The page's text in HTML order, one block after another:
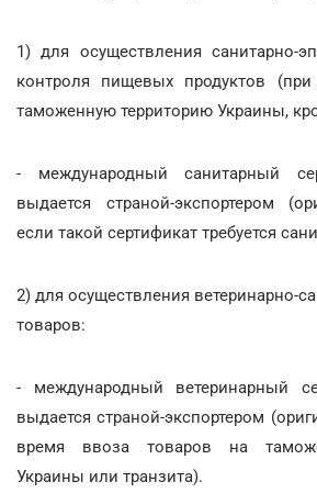
1) для осуществления санитарно-
контроля пищевых продуктов
таможенную территорию Украины,
- международный санитарный
выдается страной-экспортером
если такой сертификат требуется
2) для осуществления ветеринарно-
товаров:
- международный ветеринарный
выдается страной-экспортером
время ввоза товаров на
Украины или транзита).